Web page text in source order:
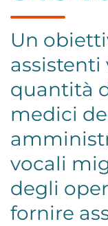
Un
assistenti
quantità
medici
vocali
degli
fornire